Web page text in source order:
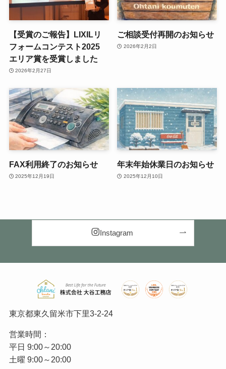
【受賞のご報告】LIXILリ
フォームコンテスト2025
エリア賞を受賞しました
2026年2月27日
ご相談受付再開のお知らせ
2026年2月2日
FAX利用終了のお知らせ
2025年12月19日
年末年始休業日のお知らせ
2025年12月10日
Instagram
東京都東久留米市下里3-2-24
営業時間：
平日 9:00～20:00
土曜 9:00～20:00